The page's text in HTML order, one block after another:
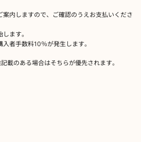
案内しますので、ご確認のうえお支払いくださ
ます。
者手数料10％が発生します。
載のある場合はそちらが優先されます。